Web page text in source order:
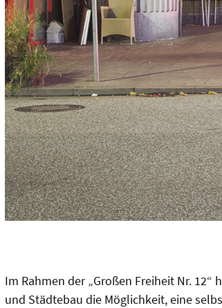
Im Rahmen der „Großen Freiheit Nr.
und Städtebau die Möglichkeit, eine